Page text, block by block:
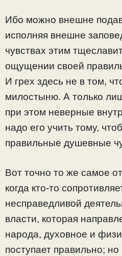
Ибо можно внешне
исполняя внешне
чувствах этим
ощущении своей
И грех здесь не в том,
милостыню. А только
при этом неверные
надо его учить тому,
правильные душевные
Вот точно то же самое
когда кто-то
несправедливой
власти, которая
народа, духовное и
поступает правильно;